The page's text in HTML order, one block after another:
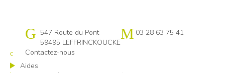
Cap emploi 59-62 Flandres littoral
547 Route du Pont
59495 LEFFRINCKOUCKE
03 28 63 75 41
Contactez-nous
Aides